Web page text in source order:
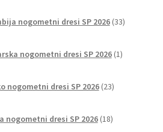
nogometni dresi SP 2026 33izdelkov
nogometni dresi SP 2026 1izdelek
nogometni dresi SP 2026 23izdelkov
nogometni dresi SP 2026 18izdelkov